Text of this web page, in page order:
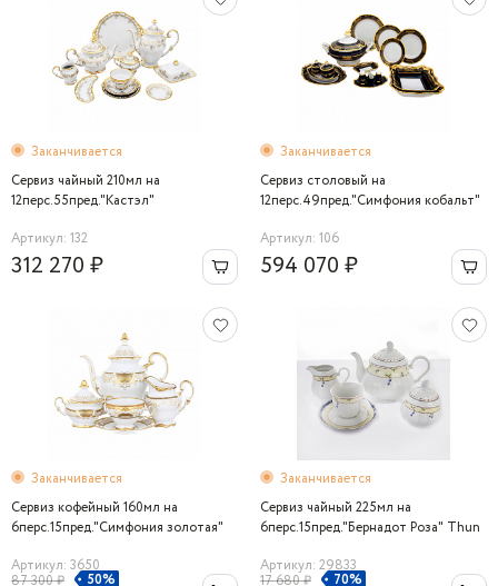
Заканчивается
Сервиз чайный 210мл на
12перс.55пред."Кастэл"
Артикул: 132
312 270 ₽
Заканчивается
Сервиз столовый на
12перс.49пред."Симфония кобальт"
Артикул: 106
594 070 ₽
Заканчивается
Сервиз кофейный 160мл на
6перс.15пред."Симфония золотая"
Артикул: 3650
87 300 ₽
50%
Заканчивается
Сервиз чайный 225мл на
6перс.15пред."Бернадот Роза" Thun
Артикул: 29833
17 680 ₽
70%